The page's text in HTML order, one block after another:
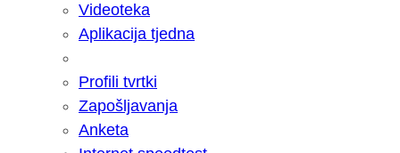
razvoja donijelo tanje i izdržljivije
Videoteka
Aplikacija tjedna
Profili tvrtki
Zapošljavanja
Anketa